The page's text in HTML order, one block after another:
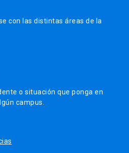
con las distintas áreas de la
o situación que ponga en
campus.